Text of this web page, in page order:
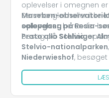
oplevelser i omegnen er
Maseben-
solopgang på Resia-
besøg på Schliniger
Der mangler heller ikke
oplevelser, herunder
Prato allo Stelvio,
Stelvio-nationalparken,
Niederwieshof,
SenalesogMarmor